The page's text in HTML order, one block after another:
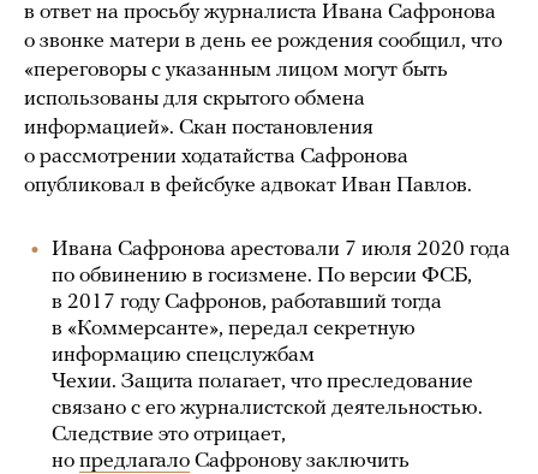
в ответ на просьбу журналиста Ивана Сафронова
о звонке матери в день ее рождения сообщил, что
«переговоры с указанным лицом могут быть
использованы для скрытого обмена
информацией». Скан постановления
о рассмотрении ходатайства Сафронова
опубликовал в фейсбуке адвокат Иван Павлов.
Ивана Сафронова арестовали 7 июля 2020 года
по обвинению в госизмене. По версии ФСБ,
в 2017 году Сафронов, работавший тогда
в «Коммерсанте», передал секретную
информацию спецслужбам
Чехии. Защита полагает, что преследование
связано с его журналистской деятельностью.
Следствие это отрицает,
но предлагало Сафронову заключить